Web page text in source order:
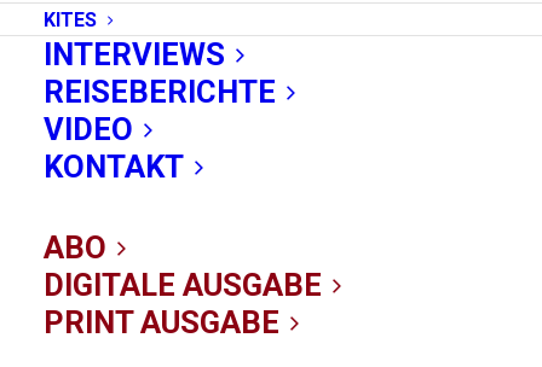
KITES
INTERVIEWS
REISEBERICHTE
VIDEO
KONTAKT
ABO
DIGITALE AUSGABE
PRINT AUSGABE
Wave